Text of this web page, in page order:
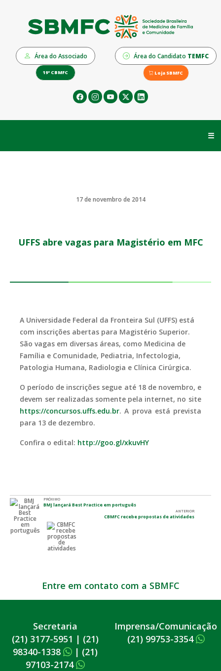
Área do Associado Área do Candidato TEMFC
19º CBMFC Loja SBMFC
☰
17 de novembro de 2014
UFFS abre vagas para Magistério em MFC
A Universidade Federal da Fronteira Sul (UFFS) está
com inscrições abertas para Magistério Superior.
São vagas em diversas áreas, como Medicina de
Família e Comunidade, Pediatria, Infectologia,
Patologia Humana, Radiologia e Clínica Cirúrgica.
O período de inscrições segue até 18 de novembro, e
devem ser realizadas somente pela internet, no site
https://concursos.uffs.edu.br. A prova está prevista
para 13 de dezembro.
Confira o edital: http://goo.gl/xkuvHY
PRÓXIMO
BMJ lançará Best Practice em português
ANTERIOR
CBMFC recebe propostas de atividades
Entre em contato com a SBMFC
Secretaria
(21) 3177-5951 | (21)
98340-1338
| (21)
97103-2174
Imprensa/Comunicação
(21) 99753-3354